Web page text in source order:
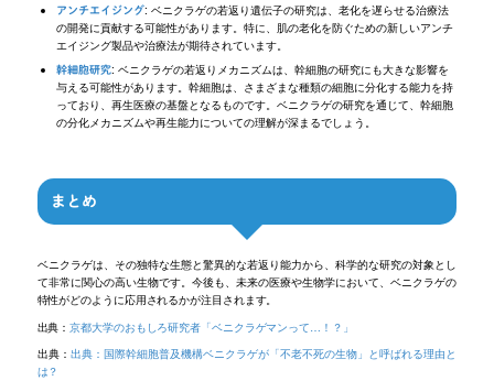
アンチエイジング: ベニクラゲの若返り遺伝子の研究は、老化を遅らせる治療法
の開発に貢献する可能性があります。特に、肌の老化を防ぐための新しいアンチ
エイジング製品や治療法が期待されています。
幹細胞研究: ベニクラゲの若返りメカニズムは、幹細胞の研究にも大きな影響を
与える可能性があります。幹細胞は、さまざまな種類の細胞に分化する能力を持
っており、再生医療の基盤となるものです。ベニクラゲの研究を通じて、幹細胞
の分化メカニズムや再生能力についての理解が深まるでしょう。
まとめ
ベニクラゲは、その独特な生態と驚異的な若返り能力から、科学的な研究の対象とし
て非常に関心の高い生物です。今後も、未来の医療や生物学において、ベニクラゲの
特性がどのように応用されるかが注目されます。
出典：京都大学のおもしろ研究者「ベニクラゲマンって…！？」
出典： 出典：国際幹細胞普及機構ベニクラゲが「不老不死の生物」と呼ばれる理由と
は？